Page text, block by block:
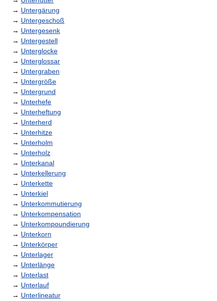
→ Untergärung
→ Untergeschoß
→ Untergesenk
→ Untergestell
→ Unterglocke
→ Unterglossar
→ Untergraben
→ Untergröße
→ Untergrund
→ Unterhefe
→ Unterheftung
→ Unterherd
→ Unterhitze
→ Unterholm
→ Unterholz
→ Unterkanal
→ Unterkellerung
→ Unterkette
→ Unterkiel
→ Unterkommutierung
→ Unterkompensation
→ Unterkompoundierung
→ Unterkorn
→ Unterkörper
→ Unterlager
→ Unterlänge
→ Unterlast
→ Unterlauf
→ Unterlineatur